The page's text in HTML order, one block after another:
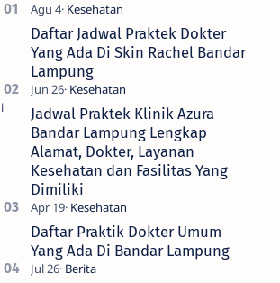
Daftar Jadwal Praktek Dokter
Yang Ada Di Skin Rachel Bandar
Lampung
Jadwal Praktek Klinik Azura
Bandar Lampung Lengkap
Alamat, Dokter, Layanan
Kesehatan dan Fasilitas Yang
Dimiliki
Daftar Praktik Dokter Umum
Yang Ada Di Bandar Lampung